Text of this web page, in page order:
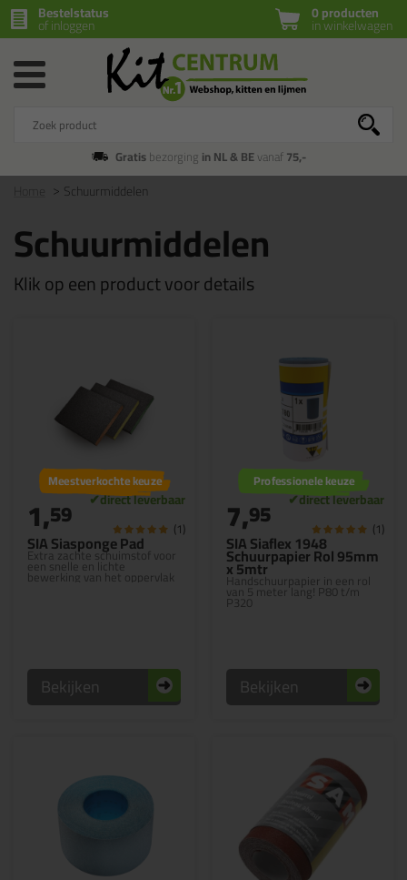
0 producten
in winkelwagen
Bestelstatus
of inloggen
Gratisbezorging in NL & BEvanaf75,-
Schuurmiddelen
Schuurmiddelen
Klik op een product voor details
SIA Siasponge Pad
Extra zachte schuimstof voor
een snelle en lichte
bewerking van het oppervlak
Meestverkochte keuze
1,59 (1)
Bekijken
SIA Siaflex 1948
Schuurpapier Rol 95mm
x 5mtr
Handschuurpapier in een rol
van 5 meter lang! P80 t/m
P320
Professionele keuze
7,95 (1)
Bekijken